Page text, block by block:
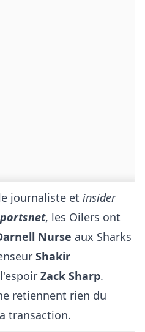
journaliste et insider
, les Oilers ont
Nurse aux Sharks
Shakir
Zack Sharp.
retiennent rien du
transaction.